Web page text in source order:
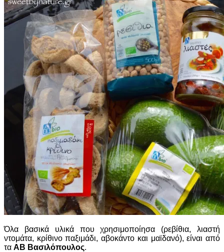
Όλα βασικά υλικά που χρησιμοποίησα (ρεβίθια, λιαστή
ντομάτα, κρίθινο παξιμάδι, αβοκάντο και μαϊδανό), είναι από
τα ΑΒ Βασιλόπουλος.